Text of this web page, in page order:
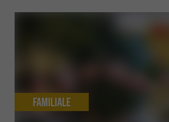
Familiale